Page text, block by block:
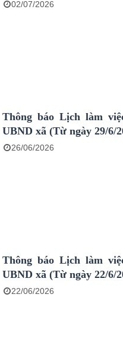
02/07/2026
Thông báo Lịch làm
UBND xã (Từ ngày 29/6/
26/06/2026
Thông báo Lịch làm
UBND xã (Từ ngày 22/6/
22/06/2026